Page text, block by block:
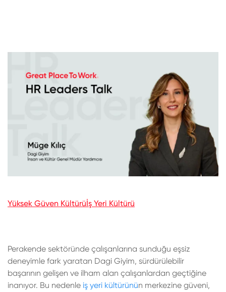
Yüksek Güven Kültürüİş Yeri Kültürü
Perakende sektöründe çalışanlarına sunduğu eşsiz
deneyimle fark yaratan Dagi Giyim, sürdürülebilir
başarının gelişen ve ilham alan çalışanlardan geçtiğine
inanıyor. Bu nedenle iş yeri kültürünün merkezine güveni,